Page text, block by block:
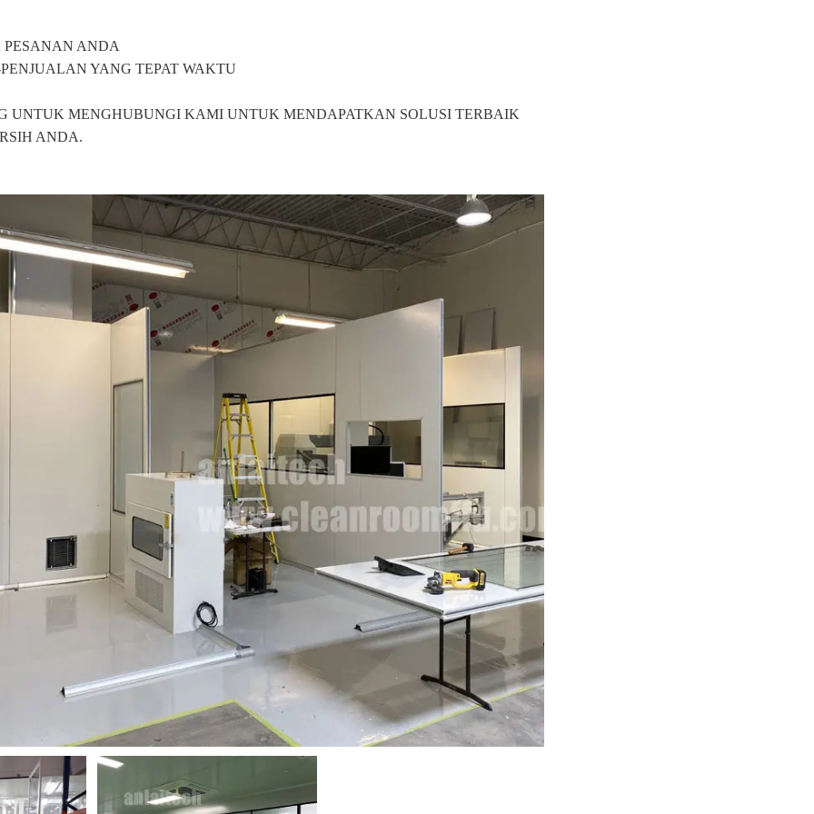
ANDA
YANG TEPAT WAKTU
UNTUK MENGHUBUNGI KAMI UNTUK MENDAPATKAN SOLUSI TERBAIK
ANDA.